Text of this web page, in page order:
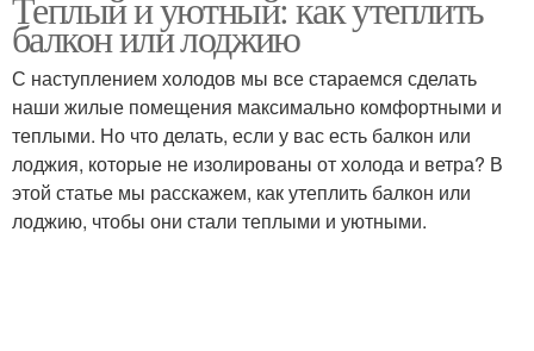
балкон или лоджию
С наступлением холодов мы все стараемся сделать
наши жилые помещения максимально комфортными и
теплыми. Но что делать, если у вас есть балкон или
лоджия, которые не изолированы от холода и ветра? В
этой статье мы расскажем, как утеплить балкон или
лоджию, чтобы они стали теплыми и уютными.